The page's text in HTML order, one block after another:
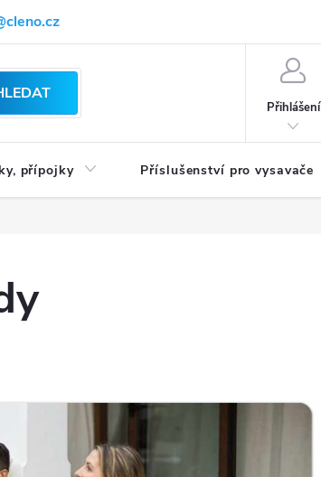
Podmínky ochrany osobních údajů
Přihlášení
přípojky Příslušenství pro vysavače